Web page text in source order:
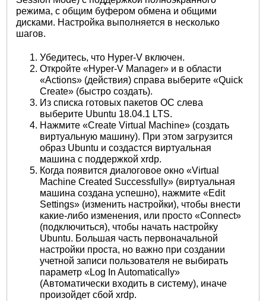
режима, с общим буфером обмена и общими
дисками. Настройка выполняется в несколько
шагов.
Убедитесь, что Hyper-V включен.
Откройте «Hyper-V Manager» и в области
«Actions» (действия) справа выберите «Quick
Create» (быстро создать).
Из списка готовых пакетов ОС слева
выберите Ubuntu 18.04.1 LTS.
Нажмите «Create Virtual Machine» (создать
виртуальную машину). При этом загрузится
образ Ubuntu и создастся виртуальная
машина с поддержкой xrdp.
Когда появится диалоговое окно «Virtual
Machine Created Successfully» (виртуальная
машина создана успешно), нажмите «Edit
Settings» (изменить настройки), чтобы внести
какие-либо изменения, или просто «Connect»
(подключиться), чтобы начать настройку
Ubuntu. Большая часть первоначальной
настройки проста, но важно при создании
учетной записи пользователя не выбирать
параметр «Log In Automatically»
(Автоматически входить в систему), иначе
произойдет сбой xrdp.